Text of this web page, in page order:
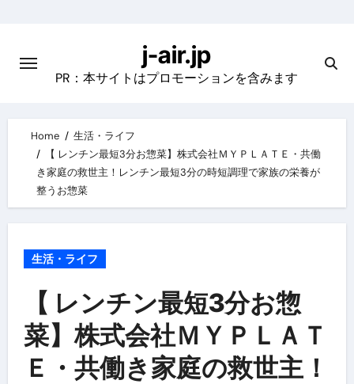
content
j-air.jp
PR：本サイトはプロモーションを含みます
Home
生活・ライフ
【 レンチン最短3分お惣菜】株式会社ＭＹＰＬＡＴＥ・共働
き家庭の救世主！レンチン最短3分の時短調理で家族の栄養が
整うお惣菜
生活・ライフ
【 レンチン最短3分お惣
菜】株式会社ＭＹＰＬＡＴ
Ｅ・共働き家庭の救世主！